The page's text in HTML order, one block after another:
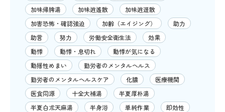
加味帰脾湯
加味逍遙散
加味逍遥散
加害恐怖・確認強迫
加齢（エイジング）
助力
助言
努力 労働安全衛生法
効果
動悸
動悸・息切れ
動悸が気になる
動揺性めまい
勤労者のメンタルヘルス
勤労者のメンタルヘルスケア
化膿
医療機関
医食同源
十全大補湯
半夏厚朴湯
半夏白朮天麻湯
半身浴 単純作業
即効性